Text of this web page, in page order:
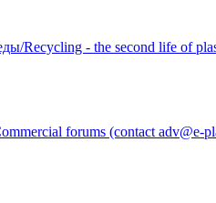
Recycling - the second life of
forums (contact adv@e-